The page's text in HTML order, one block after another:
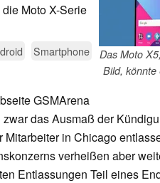
Das Moto
Bild, könnte
Moto X-Serie
Smartphone
GSMArena
das Ausmaß der
Mitarbeiter in Chicago
verheißen aber
Entlassungen Teil eines